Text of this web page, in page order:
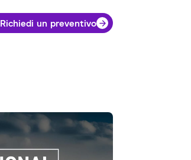
Richiedi un preventivo